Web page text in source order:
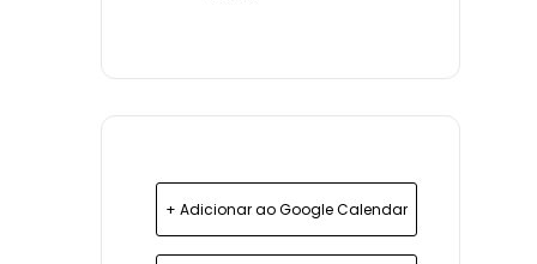
+ Adicionar ao Google Calendar